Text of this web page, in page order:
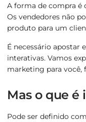
A forma de compra é
Os vendedores não
produto para um
É necessário apostar
interativas. Vamos
marketing para você,
Mas o que
Pode ser definido